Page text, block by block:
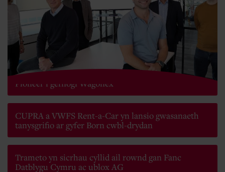
Banc Datblygu Cymru yn ymuno gydag Admiral
Pioneer i gefnogi Wagonex
CUPRA a VWFS Rent-a-Car yn lansio gwasanaeth
tanysgrifio ar gyfer Born cwbl-drydan
Trameto yn sicrhau cyllid ail rownd gan Fanc
Datblygu Cymru ac ublox AG